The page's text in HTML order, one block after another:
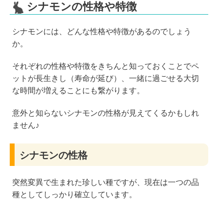
シナモンの性格や特徴
シナモンには、どんな性格や特徴があるのでしょう
か。
それぞれの性格や特徴をきちんと知っておくことでペ
ットが長生きし（寿命が延び）、一緒に過ごせる大切
な時間が増えることにも繋がります。
意外と知らないシナモンの性格が見えてくるかもしれ
ません♪
シナモンの性格
突然変異で生まれた珍しい種ですが、現在は一つの品
種としてしっかり確立しています。